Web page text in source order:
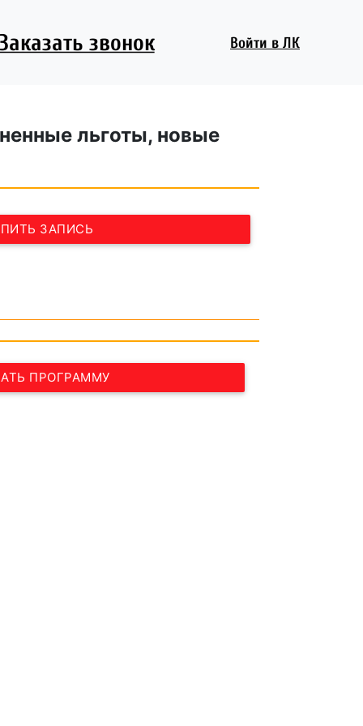
звонок Войти в ЛК
льготы, новые
ЗАПИСЬ
ПРОГРАММУ